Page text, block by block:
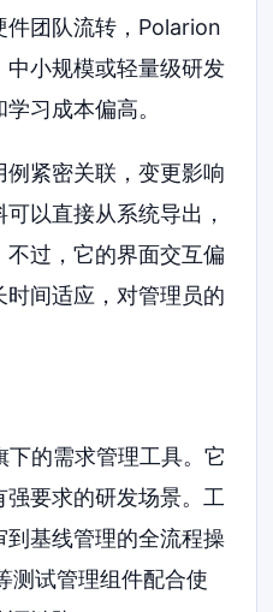
件团队流转，Polarion
小规模或轻量级研发
习成本偏高。
紧密关联，变更影响
以直接从系统导出，
过，它的界面交互偏
间适应，对管理员的
的需求管理工具。它
要求的研发场景。工
基线管理的全流程操
测试管理组件配合使